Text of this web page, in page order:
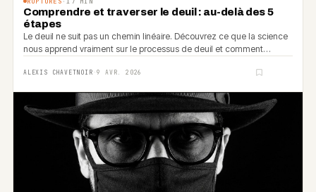
Comprendre et traverser le deuil : au-delà des 5
étapes
Le deuil ne suit pas un chemin linéaire. Découvrez ce que la science
nous apprend vraiment sur le processus de deuil et comment
ALEXIS CHAVETNOIR ·9 AVR. 2026